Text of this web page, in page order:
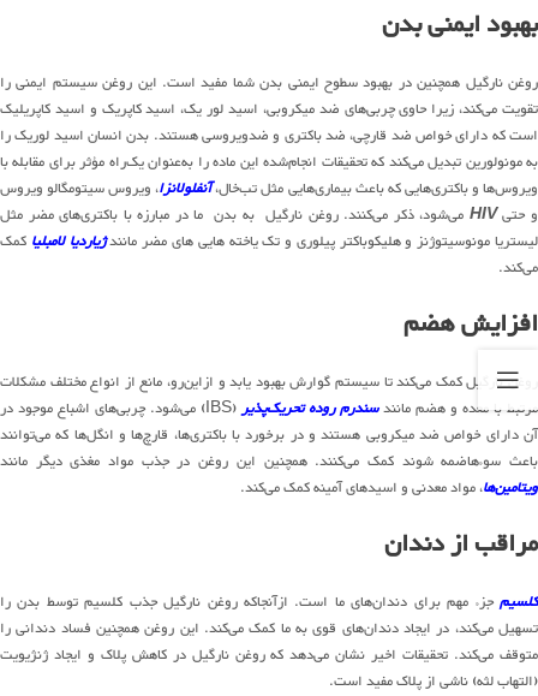
بهبود ایمنی بدن
روغن نارگیل همچنین در بهبود سطوح ایمنی بدن شما مفید است. این روغن سیستم ایمنی را
تقویت می‌کند، زیرا حاوی چربی‌های ضد میکروبی، اسید لور یک، اسید کاپریک و اسید کاپریلیک
است که دارای خواص ضد قارچی، ضد باکتری و ضدویروسی هستند. بدن انسان اسید لوریک را
به مونولورین تبدیل می‌کند که تحقیقات انجام‌شده این ماده را به‌عنوان یک‌راه مؤثر برای مقابله با
ویروس‌ها و باکتری‌هایی که باعث بیماری‌هایی مثل تب‌خال،آنفلولانزا، ویروس سیتومگالو ویروس
و حتیHIV می‌شود، ذکر می‌کنند. روغن نارگیل به بدن ما در مبارزه با باکتری‌های مضر مثل
لیستریا مونوسیتوژنز و هلیکوباکتر پیلوری و تک یاخته هایی های مضر مانندژیاردیا لامبلیا کمک
می‌کند.
افزایش هضم
روغن نارگیل کمک می‌کند تا سیستم گوارش بهبود یابد و ازاین‌رو، مانع از انواع مختلف مشکلات
مرتبط با معده و هضم مانندسندرم روده تحریک‌پذیر
(IBS) می‌شود. چربی‌های اشباع موجود در
آن دارای خواص ضد میکروبی هستند و در برخورد با باکتری‌ها، قارچ‌ها و انگل‌ها که می‌توانند
باعث سوءهاضمه شوند کمک می‌کنند. همچنین این روغن در جذب مواد مغذی دیگر مانند
ویتامین‌ها، مواد معدنی و اسیدهای آمینه کمک می‌کند.
مراقب از دندان
کلسیم جزء مهم برای دندان‌های ما است. ازآنجاکه روغن نارگیل جذب کلسیم توسط بدن را
تسهیل می‌کند، در ایجاد دندان‌های قوی به ما کمک می‌کند. این روغن همچنین فساد دندانی را
متوقف می‌کند. تحقیقات اخیر نشان می‌دهد که روغن نارگیل در کاهش پلاک و ایجاد ژنژیویت
(التهاب لثه) ناشی از پلاک مفید است.